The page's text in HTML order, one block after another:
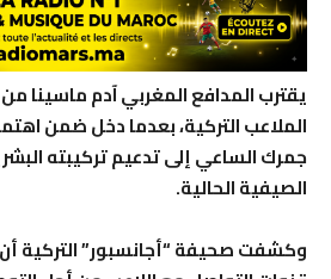
يقترب المدافع المغربي آدم ماسينا
الملاعب التركية، بعدما دخل ضمن
جمرك الساعي إلى تدعيم تركيبته
الصيفية الحالية.
وكشفت صحيفة “أجانسبور” التركية